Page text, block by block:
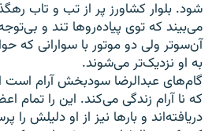
شود. بلوار کشاورز پر از تب و تاب
می‌بیند که توی پیاده‌روها تند و
آن‌سوتر ولی دو موتور با سوارانی
به او نزدیک‌تر می‌شوند.
گام‌های عبدالرضا سودبخش آرام
که نا آرام زندگی می‌کند. این را تمام
دریافته‌اند و بارها نیز از او دلیلش را